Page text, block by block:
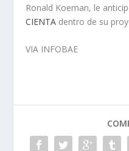
Ronald Koeman, le
CIENTA dentro de su
VIA INFOBAE